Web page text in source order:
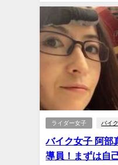
ライダー女子 バイ
バイク女子 阿部
導員！まずは自